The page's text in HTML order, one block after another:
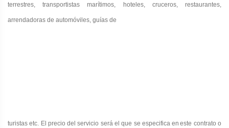
terrestres, transportistas marítimos, hoteles, cruceros, restaurantes,
arrendadoras de automóviles, guías de
turistas etc. El precio del servicio será el que se especificaeneste contrato o